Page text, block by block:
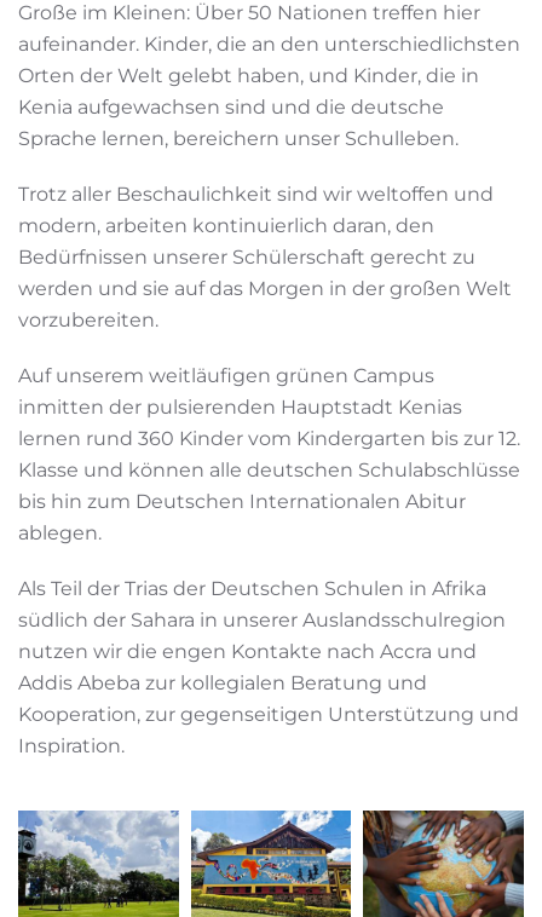
Große im Kleinen: Über 50 Nationen treffen hier
aufeinander. Kinder, die an den unterschiedlichsten
Orten der Welt gelebt haben, und Kinder, die in
Kenia aufgewachsen sind und die deutsche
Sprache lernen, bereichern unser Schulleben.
Trotz aller Beschaulichkeit sind wir weltoffen und
modern, arbeiten kontinuierlich daran, den
Bedürfnissen unserer Schülerschaft gerecht zu
werden und sie auf das Morgen in der großen Welt
vorzubereiten.
Auf unserem weitläufigen grünen Campus
inmitten der pulsierenden Hauptstadt Kenias
lernen rund 360 Kinder vom Kindergarten bis zur 12.
Klasse und können alle deutschen Schulabschlüsse
bis hin zum Deutschen Internationalen Abitur
ablegen.
Als Teil der Trias der Deutschen Schulen in Afrika
südlich der Sahara in unserer Auslandsschulregion
nutzen wir die engen Kontakte nach Accra und
Addis Abeba zur kollegialen Beratung und
Kooperation, zur gegenseitigen Unterstützung und
Inspiration.